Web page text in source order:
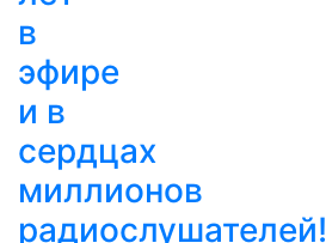
в
эфире
и в
сердцах
миллионов
радиослушателей!